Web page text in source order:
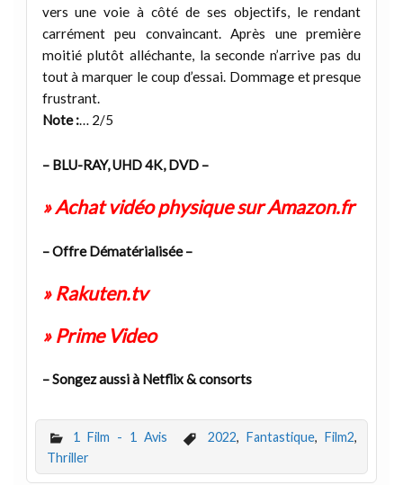
vers une voie à côté de ses objectifs, le rendant
carrément peu convaincant. Après une première
moitié plutôt alléchante, la seconde n’arrive pas du
tout à marquer le coup d’essai. Dommage et presque
frustrant.
Note :… 2/5
– BLU-RAY, UHD 4K, DVD –
» Achat vidéo physique sur Amazon.fr
– Offre Dématérialisée –
» Rakuten.tv
» Prime Video
– Songez aussi à Netflix & consorts
1 Film - 1 Avis 2022, Fantastique, Film2,
Thriller